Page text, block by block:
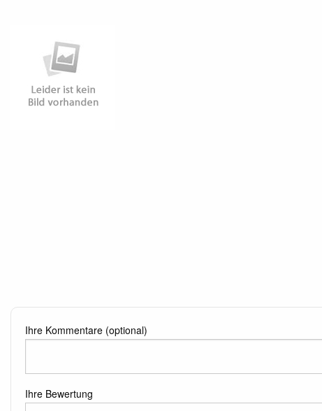
Ihre Kommentare (optional)
Ihre Bewertung